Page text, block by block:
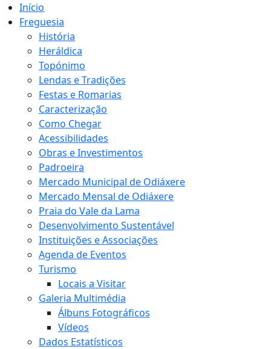
Início
Freguesia
História
Heráldica
Topónimo
Lendas e Tradições
Festas e Romarias
Caracterização
Como Chegar
Acessibilidades
Obras e Investimentos
Padroeira
Mercado Municipal de Odiáxere
Mercado Mensal de Odiáxere
Praia do Vale da Lama
Desenvolvimento Sustentável
Instituições e Associações
Agenda de Eventos
Turismo
Locais a Visitar
Galeria Multimédia
Álbuns Fotográficos
Vídeos
Dados Estatísticos